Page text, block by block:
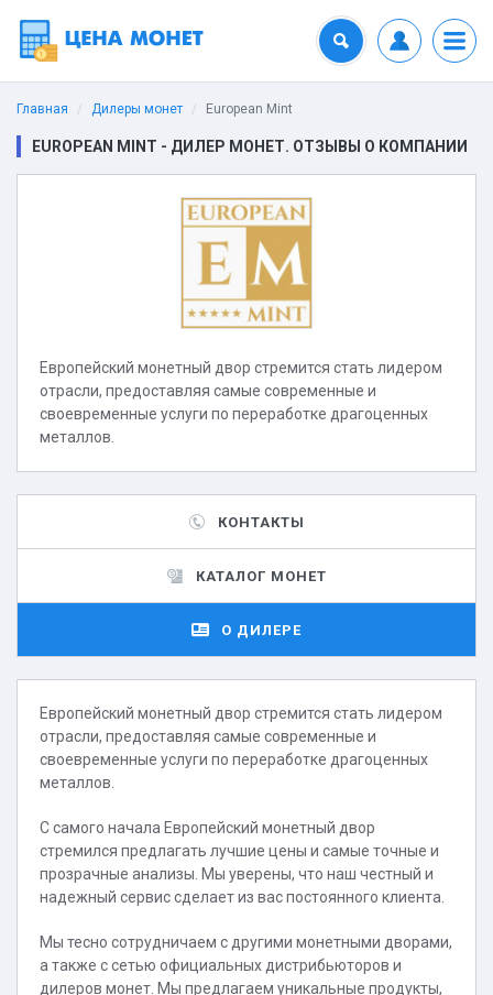
Главная Дилеры монет European Mint
EUROPEAN MINT - ДИЛЕР МОНЕТ. ОТЗЫВЫ О КОМПАНИИ
Европейский монетный двор стремится стать лидером
отрасли, предоставляя самые современные и
своевременные услуги по переработке драгоценных
металлов.
КОНТАКТЫ
КАТАЛОГ МОНЕТ
О ДИЛЕРЕ
Европейский монетный двор стремится стать лидером
отрасли, предоставляя самые современные и
своевременные услуги по переработке драгоценных
металлов.
С самого начала Европейский монетный двор
стремился предлагать лучшие цены и самые точные и
прозрачные анализы. Мы уверены, что наш честный и
надежный сервис сделает из вас постоянного клиента.
Мы тесно сотрудничаем с другими монетными дворами,
а также с сетью официальных дистрибьюторов и
дилеров монет. Мы предлагаем уникальные продукты,